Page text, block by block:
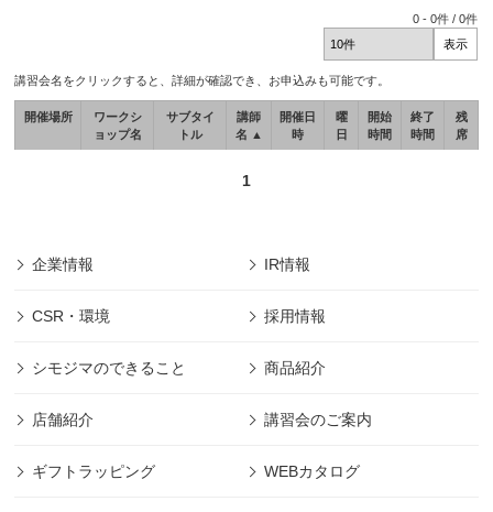
0 -0件 /0件
講習会名をクリックすると、詳細が確認でき、お申込みも可能です。
開催場所
ワークシ
ョップ名
サブタイ
トル
講師
名 ▲
開催日
時
曜
日
開始
時間
終了
時間
残
席
1
企業情報 IR情報
CSR・環境 採用情報
シモジマのできること 商品紹介
店舗紹介 講習会のご案内
ギフトラッピング WEBカタログ